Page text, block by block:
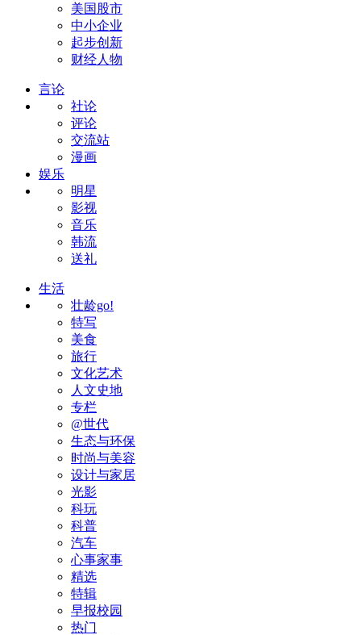
美国股市
中小企业
起步创新
财经人物
言论
社论
评论
交流站
漫画
娱乐
明星
影视
音乐
韩流
送礼
生活
壮龄go!
特写
美食
旅行
文化艺术
人文史地
专栏
@世代
生态与环保
时尚与美容
设计与家居
光影
科玩
科普
汽车
心事家事
精选
特辑
早报校园
热门